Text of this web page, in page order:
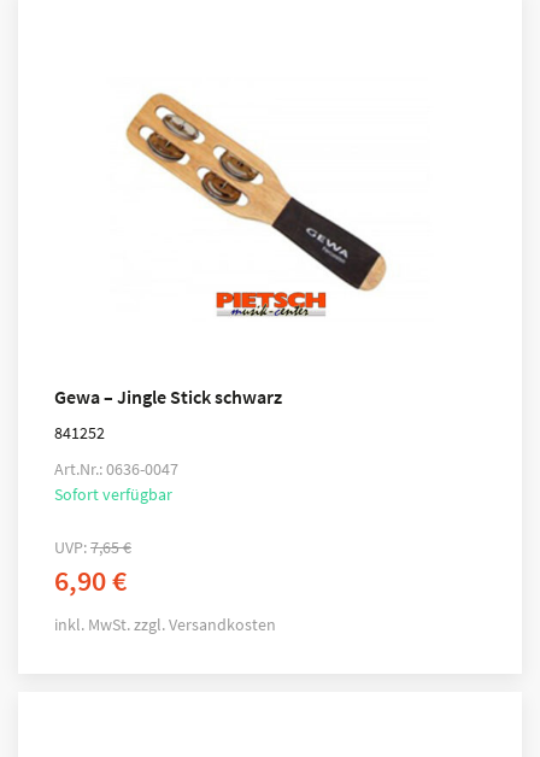
Gewa – Jingle Stick schwarz
841252
Art.Nr.: 0636-0047
Sofort verfügbar
UVP:7,65€
6,90€
inkl. MwSt.zzgl.Versandkosten